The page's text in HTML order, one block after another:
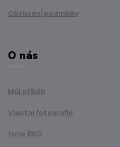
Obchodní podmínky
O nás
Můj příběh
Vlastní fotografie
Jsme EKO